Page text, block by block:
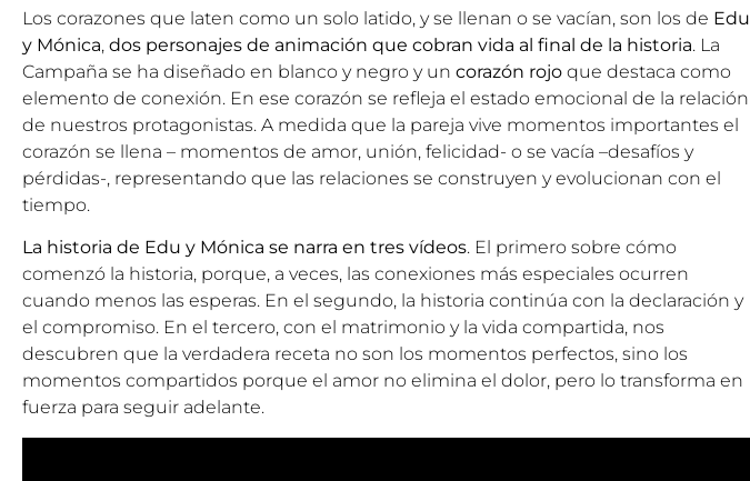
Los corazones que laten como un solo latido, y se llenan o se vacían, son los de Edu
y Mónica, dos personajes de animación que cobran vida al final de la historia. La
Campaña se ha diseñado en blanco y negro y un corazón rojo que destaca como
elemento de conexión. En ese corazón se refleja el estado emocional de la relación
de nuestros protagonistas. A medida que la pareja vive momentos importantes el
corazón se llena – momentos de amor, unión, felicidad- o se vacía –desafíos y
pérdidas-, representando que las relaciones se construyen y evolucionan con el
tiempo.
La historia de Edu y Mónica se narra en tres vídeos. El primero sobre cómo
comenzó la historia, porque, a veces, las conexiones más especiales ocurren
cuando menos las esperas. En el segundo, la historia continúa con la declaración y
el compromiso. En el tercero, con el matrimonio y la vida compartida, nos
descubren que la verdadera receta no son los momentos perfectos, sino los
momentos compartidos porque el amor no elimina el dolor, pero lo transforma en
fuerza para seguir adelante.